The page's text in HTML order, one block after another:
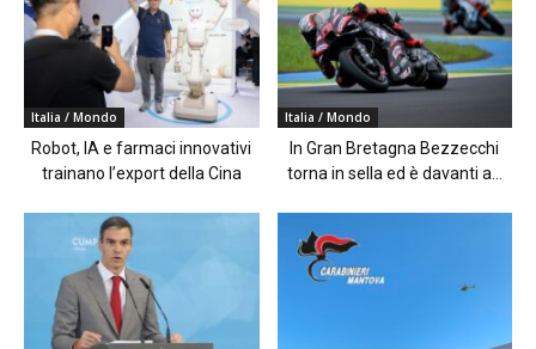
Italia / Mondo
Robot, IA e farmaci innovativi
trainano l’export della Cina
Italia / Mondo
In Gran Bretagna Bezzecchi
torna in sella ed è davanti a...